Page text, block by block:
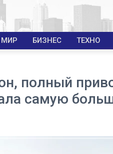
МИР БИЗНЕС ТЕХНО
полный
самую